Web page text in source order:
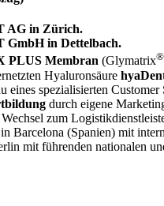
AG in Zürich.
GmbH in Dettelbach.
PLUS Membran (Glymatrix®
Hyaluronsäure
eines spezialisierten
durch eigene
zum
in Barcelona (Spanien) mit
mit führenden nationalen